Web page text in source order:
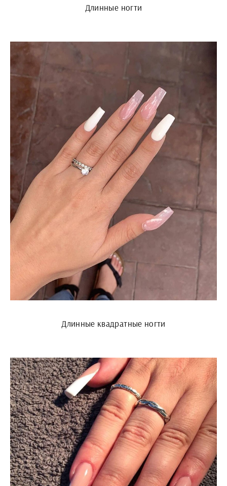
Длинные ногти
Длинные квадратные ногти